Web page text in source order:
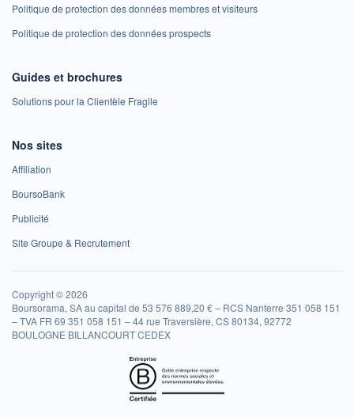
Politique de protection des données membres et visiteurs
Politique de protection des données prospects
Guides et brochures
Solutions pour la Clientèle Fragile
Nos sites
Affiliation
BoursoBank
Publicité
Site Groupe & Recrutement
Copyright © 2026
Boursorama, SA au capital de 53 576 889,20 € – RCS Nanterre 351 058 151
– TVA FR 69 351 058 151 – 44 rue Traversière, CS 80134, 92772
BOULOGNE BILLANCOURT CEDEX